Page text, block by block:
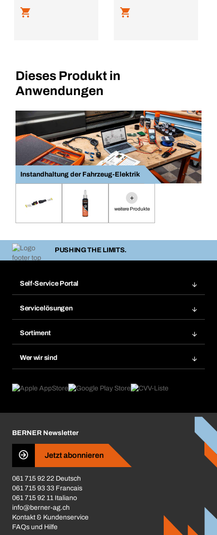
Dieses Produkt in
Anwendungen
Instandhaltung der Fahrzeug-Elektrik
+
weitere Produkte
PUSHING THE LIMITS.
Self-Service Portal
Merklisten
Nachbestellung
Dauerauftrag
Servicelösungen
Gefahrenstoffdatenbank
eProcurement
Produktfinder
Sortiment
Wer wir sind
Was uns antreibt
Business Conduct
BERNER Newsletter
Jetzt abonnieren
061 715 92 22 Deutsch
061 715 93 33 Francais
061 715 92 11 Italiano
info@berner-ag.ch
Kontakt & Kundenservice
FAQs und Hilfe